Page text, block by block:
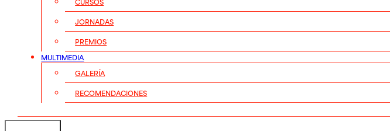
JORNADAS
PREMIOS
MULTIMEDIA
GALERÍA
RECOMENDACIONES